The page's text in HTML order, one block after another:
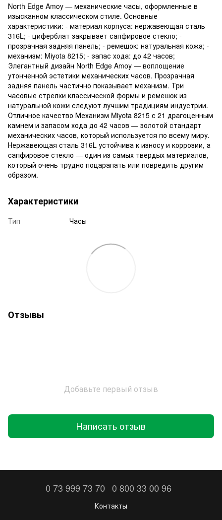
North Edge Amoy — механические часы, оформленные в
изысканном классическом стиле. Основные
характеристики: - материал корпуса: нержавеющая сталь
316L; - циферблат закрывает сапфировое стекло; -
прозрачная задняя панель; - ремешок: натуральная кожа; -
механизм: Miyota 8215; - запас хода: до 42 часов;
Элегантный дизайн North Edge Amoy — воплощение
утонченной эстетики механических часов. Прозрачная
задняя панель частично показывает механизм. Три
часовые стрелки классической формы и ремешок из
натуральной кожи следуют лучшим традициям индустрии.
Отличное качество Механизм Miyota 8215 с 21 драгоценным
камнем и запасом хода до 42 часов — золотой стандарт
механических часов, который используется по всему миру.
Нержавеющая сталь 316L устойчива к износу и коррозии, а
сапфировое стекло — один из самых твердых материалов,
который очень трудно поцарапать или повредить другим
образом.
Характеристики
Тип Часы
Отзывы
Добавьте первый отзыв
Написать отзыв
0 73 999 73 70 0 800 33 00 96
Контакты